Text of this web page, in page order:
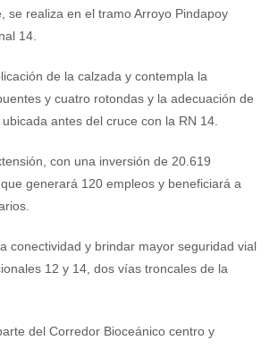
se realiza en el tramo Arroyo Pindapoy
14.
de la calzada y contempla la
y cuatro rotondas y la adecuación de
antes del cruce con la RN 14.
con una inversión de 20.619
generará 120 empleos y beneficiará a
conectividad y brindar mayor seguridad vial
12 y 14, dos vías troncales de la
del Corredor Bioceánico centro y